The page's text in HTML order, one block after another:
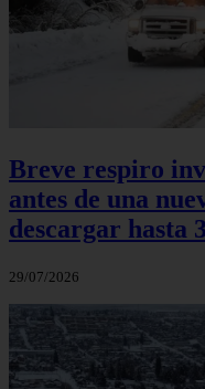
Breve respiro
antes de una
descargar hasta
29/07/2026